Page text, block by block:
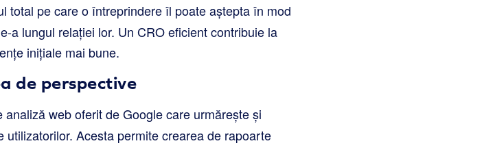
total pe care o întreprindere îl poate aștepta în mod
a lungul relației lor. Un CRO eficient contribuie la
inițiale mai bune.
de perspective
analiză web oferit de Google care urmărește și
Acesta permite crearea de rapoarte